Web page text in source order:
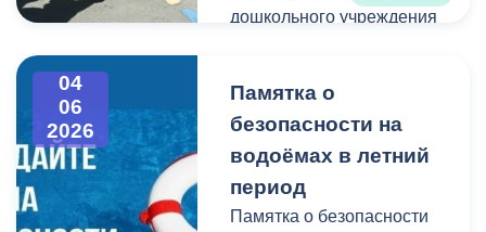
ул. Чкалова до ул.
--по улице Ардонской от
ул. Х.Мамсурова до ул.
Кольбуса.
-- по улице Маркуса от ул.
Титова до ул. Чкалова.
дошкольного учреждения
лично проверил качество
проведённых ремонтных
работ.
04
06
2026
Памятка о
безопасности на
водоёмах в летний
период
Памятка о безопасности